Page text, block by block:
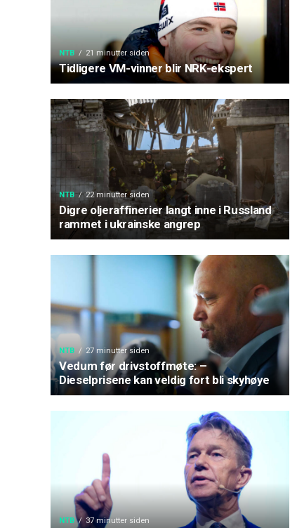
NTB 21 minutter siden
Tidligere VM-vinner blir NRK-ekspert
NTB 22 minutter siden
Digre oljeraffinerier langt inne i Russland
rammet i ukrainske angrep
NTB 27 minutter siden
Vedum før drivstoffmøte: –
Dieselprisene kan veldig fort bli skyhøye
NTB 37 minutter siden